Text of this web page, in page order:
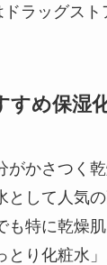
ラッグスト
すめ保湿
がかさつく
として人気
も特に乾燥
り化粧水